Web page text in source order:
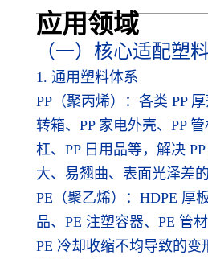
应用领域
（一）核心适配塑
1. 通用塑料体系
PP（聚丙烯）：各类 PP
转箱、PP 家电外壳、PP
杠、PP 日用品等，解决
大、易翘曲、表面光泽差
PE（聚乙烯）：HDPE 厚
品、PE 注塑容器、PE 管
PE 冷却收缩不均导致的变